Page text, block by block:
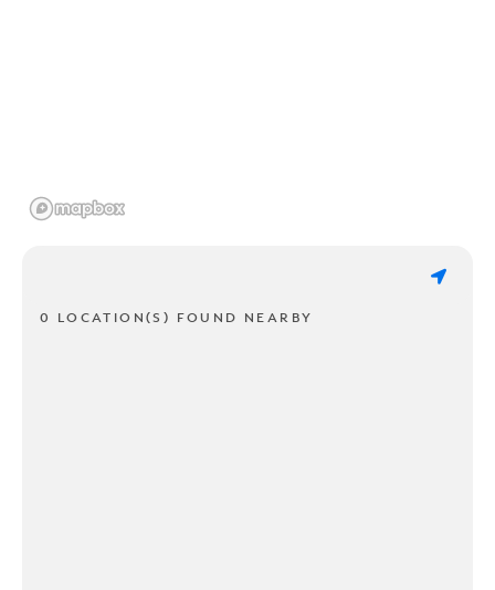
0 LOCATION(S) FOUND NEARBY